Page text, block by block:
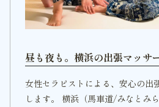
昼も夜も。横浜の出張マッサ
女性セラピストによる、安心の出
します。 横浜（馬車道/みなとみ